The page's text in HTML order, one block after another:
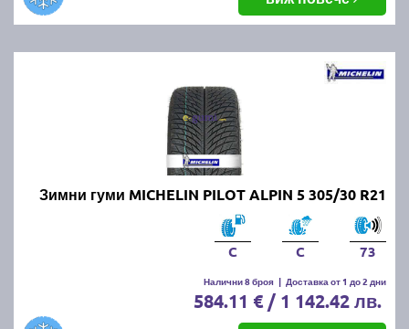
Зимни гуми MICHELIN PILOT ALPIN 5 305/30 R21
C C 73
Налични 8 броя | Доставка от 1 до 2 дни
584.11 € / 1 142.42 лв.